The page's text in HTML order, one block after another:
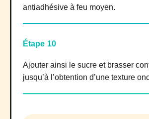
antiadhésive à feu moyen.
Étape 10
Ajouter ainsi le sucre et brasser
jusqu’à l’obtention d’une texture